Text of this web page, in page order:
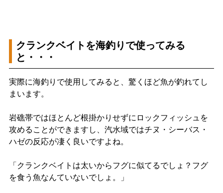
クランクベイトを海釣りで使ってみる
と・・・
実際に海釣りで使用してみると、驚くほど魚が釣れてし
まいます。
岩礁帯ではほとんど根掛かりせずにロックフィッシュを
攻めることができますし、汽水域ではチヌ・シーバス・
ハゼの反応が凄く良いですよね。
「クランクベイトは太いからフグに似てるでしょ？フグ
を食う魚なんていないでしょ。」